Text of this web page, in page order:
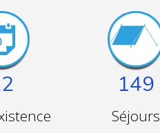
149
Séjours